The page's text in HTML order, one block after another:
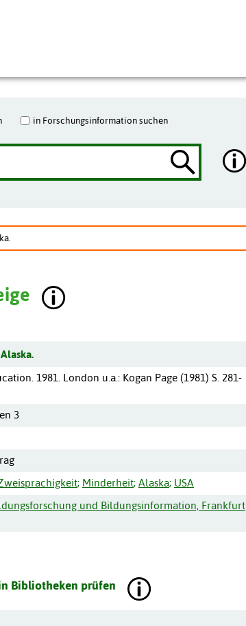
in Forschungsinformation suchen
1981. London u.a.: Kogan Page (1981) S. 281-
3
; Minderheit; Alaska; USA
und Bildungsinformation, Frankfurt
Bibliotheken prüfen